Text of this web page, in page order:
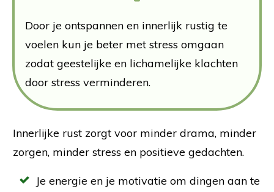
Door je ontspannen en innerlijk rustig te
voelen kun je beter met stress omgaan
zodat geestelijke en lichamelijke klachten
door stress verminderen.
Innerlijke rust zorgt voor minder drama, minder
zorgen, minder stress en positieve gedachten.
Je energie en je motivatie om dingen aan te